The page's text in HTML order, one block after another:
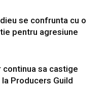
se confrunta cu o
pentru agresiune
continua sa castige
Producers Guild